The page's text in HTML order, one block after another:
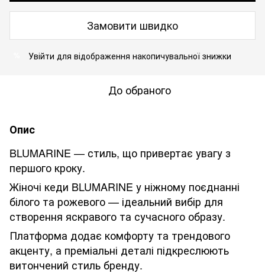
Замовити швидко
Увійти для відображення накопичувальної знижки
До обраного
Опис
BLUMARINE — стиль, що привертає увагу з
першого кроку.
Жіночі кеди BLUMARINE у ніжному поєднанні
білого та рожевого — ідеальний вибір для
створення яскравого та сучасного образу.
Платформа додає комфорту та трендового
акценту, а преміальні деталі підкреслюють
витончений стиль бренду.